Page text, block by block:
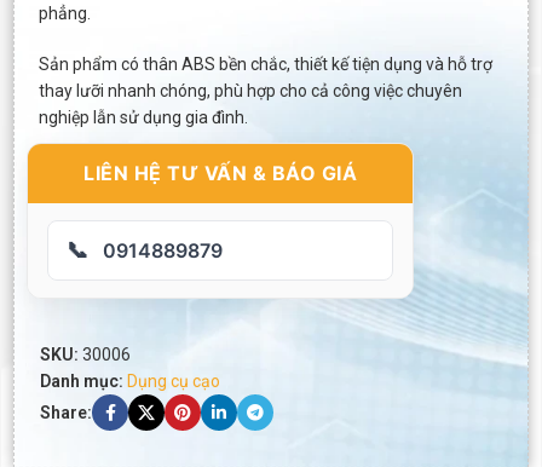
phẳng.
Sản phẩm có thân ABS bền chắc, thiết kế tiện dụng và hỗ trợ
thay lưỡi nhanh chóng, phù hợp cho cả công việc chuyên
nghiệp lẫn sử dụng gia đình.
LIÊN HỆ TƯ VẤN & BÁO GIÁ
📞 0914889879
SKU: 30006
Danh mục: Dụng cụ cạo
Share: